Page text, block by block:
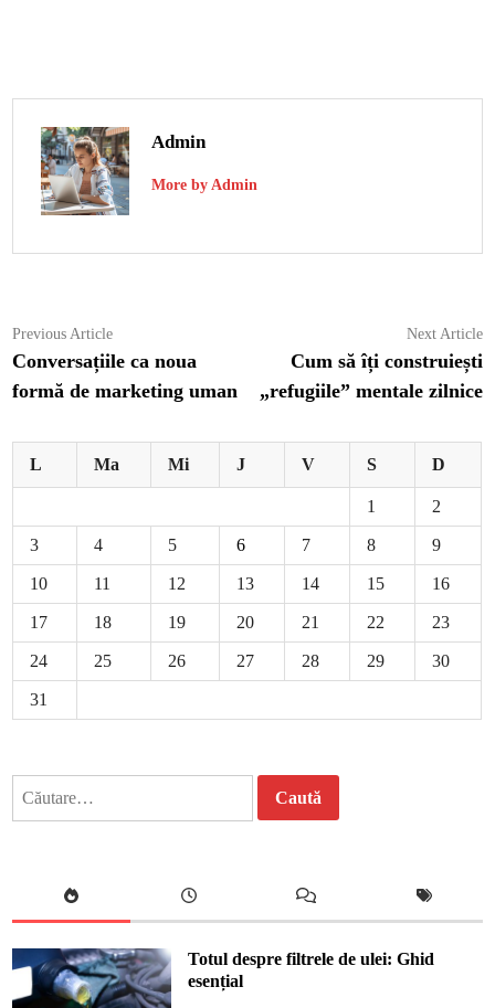
Admin
More by Admin
Navigare
în
articole
Previous ArticlePrevious
article:
Conversațiile ca noua
formă de marketing uman
Next Article
Cum să îți construiești
„refugiile” mentale zilnice
L Ma Mi J V S D
1 2
3 4 5 6 7 8 9
10 11 12 13 14 15 16
17 18 19 20 21 22 23
24 25 26 27 28 29 30
31
Totul despre filtrele de ulei: Ghid
esențial